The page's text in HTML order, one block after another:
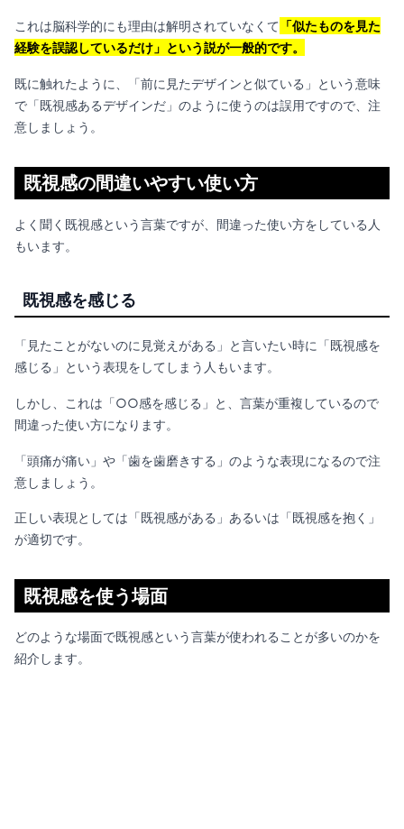
これは脳科学的にも理由は解明されていなくて 「似たものを見た
経験を誤認しているだけ」という説が一般的です。
既に触れたように、「前に見たデザインと似ている」という意味
で「既視感あるデザインだ」のように使うのは誤用ですので、注
意しましょう。
既視感の間違いやすい使い方
よく聞く 既視感という言葉ですが、間違った使い方をしている人
もいます。
既視感を感じる
「見たことがないのに見覚えがある」と言いたい時に「既視感を
感じる」という表現をしてしまう人もいます。
しかし、これは「○○感を感じる」と、言葉が重複しているので
間違った使い方になります。
「頭痛が痛い」や「歯を歯磨きする」のような表現になるので注
意しましょう。
正しい表現としては「既視感がある」あるいは「既視感を抱く」
が適切です。
既視感を使う場面
どのような場面で既視感という言葉が使われることが多いのかを
紹介します。